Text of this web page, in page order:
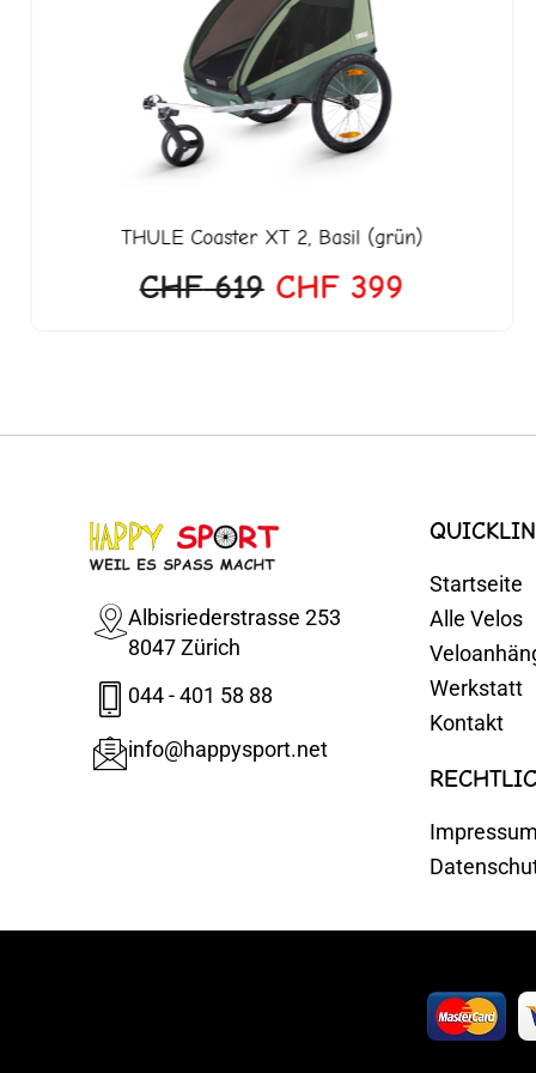
THULECoaster XT 2, Basil (grün)
CHF619
war:
CHF 619
CHF399
Albisriederstrasse 253
8047 Zürich
044 - 401 58 88
info@happysport.net
Startseite
Alle Velos
Werkstatt
Kontakt
Impressum